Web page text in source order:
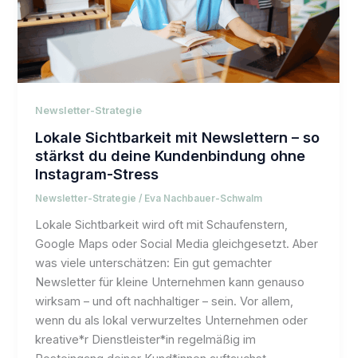
Newsletter-Strategie
Lokale Sichtbarkeit mit Newslettern – so
stärkst du deine Kundenbindung ohne
Instagram-Stress
Newsletter-Strategie / Eva Nachbauer-Schwalm
Lokale Sichtbarkeit wird oft mit Schaufenstern,
Google Maps oder Social Media gleichgesetzt. Aber
was viele unterschätzen: Ein gut gemachter
Newsletter für kleine Unternehmen kann genauso
wirksam – und oft nachhaltiger – sein. Vor allem,
wenn du als lokal verwurzeltes Unternehmen oder
kreative*r Dienstleister*in regelmäßig im